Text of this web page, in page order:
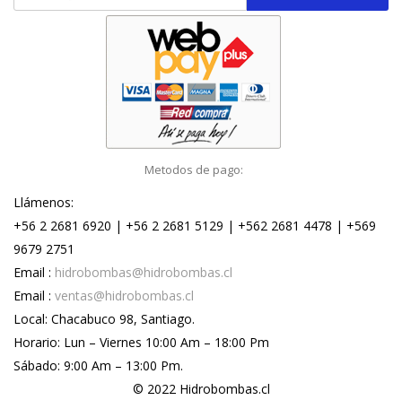
Metodos de pago:
Llámenos:
+56 2 2681 6920 | +56 2 2681 5129 | +562 2681 4478 | +569
9679 2751
Email : hidrobombas@hidrobombas.cl
Email : ventas@hidrobombas.cl
Local: Chacabuco 98, Santiago.
Horario: Lun – Viernes 10:00 Am – 18:00 Pm
Sábado: 9:00 Am – 13:00 Pm.
© 2022 Hidrobombas.cl